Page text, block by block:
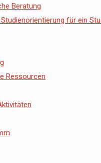
Beratung
für ein
Ressourcen